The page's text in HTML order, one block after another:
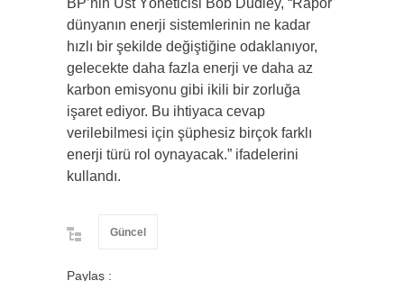
BP’nin Üst Yöneticisi Bob Dudley, “Rapor
dünyanın enerji sistemlerinin ne kadar
hızlı bir şekilde değiştiğine odaklanıyor,
gelecekte daha fazla enerji ve daha az
karbon emisyonu gibi ikili bir zorluğa
işaret ediyor. Bu ihtiyaca cevap
verilebilmesi için şüphesiz birçok farklı
enerji türü rol oynayacak.” ifadelerini
kullandı.
Güncel
Paylaş :